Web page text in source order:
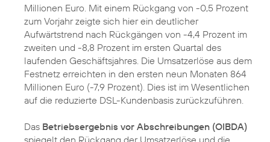
Millionen Euro. Mit einem Rückgang von -0,5 Prozent
zum Vorjahr zeigte sich hier ein deutlicher
Aufwärtstrend nach Rückgängen von -4,4 Prozent im
zweiten und -8,8 Prozent im ersten Quartal des
laufenden Geschäftsjahres. Die Umsatzerlöse aus dem
Festnetz erreichten in den ersten neun Monaten 864
Millionen Euro (-7,9 Prozent). Dies ist im Wesentlichen
auf die reduzierte DSL-Kundenbasis zurückzuführen.
Das Betriebsergebnis vor Abschreibungen (OIBDA)